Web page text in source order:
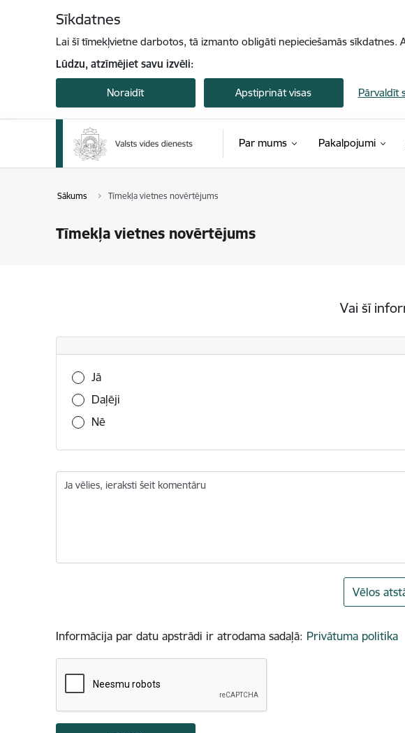
Sīkdatnes
Lai šī tīmekļvietne darbotos, tā izmanto obligāti nepieciešamās
Lūdzu, atzīmējiet savu izvēli:
Noraidīt Apstiprināt visas Pārvaldīt
Par mums Pakalpojumi
Sākums Tīmekļa vietnes novērtējums
Tīmekļa vietnes novērtējums
Vai šī
Vai šī informācija bija noderīga?
Jā
Daļēji
Nē
Ja vēlies, ieraksti šeit komentāru
Vēlos
Informācija par datu apstrādi ir atrodama sadaļā: Privātuma politika